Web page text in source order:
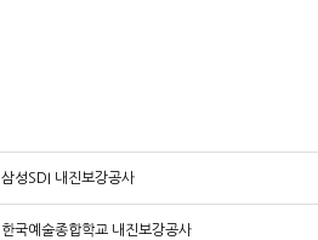
삼성SDI 내진보강공사
한국예술종합학교 내진보강공사